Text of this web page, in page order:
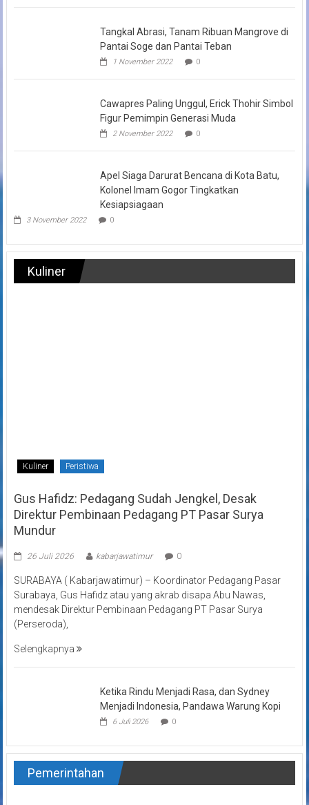
Tangkal Abrasi, Tanam Ribuan Mangrove di
Pantai Soge dan Pantai Teban
1 November 2022 0
Cawapres Paling Unggul, Erick Thohir Simbol
Figur Pemimpin Generasi Muda
2 November 2022 0
Apel Siaga Darurat Bencana di Kota Batu,
Kolonel Imam Gogor Tingkatkan
Kesiapsiagaan
3 November 2022 0
Kuliner
Kuliner Peristiwa
Gus Hafidz: Pedagang Sudah Jengkel, Desak
Direktur Pembinaan Pedagang PT Pasar Surya
Mundur
26 Juli 2026 kabarjawatimur 0
SURABAYA ( Kabarjawatimur) – Koordinator Pedagang Pasar
Surabaya, Gus Hafidz atau yang akrab disapa Abu Nawas,
mendesak Direktur Pembinaan Pedagang PT Pasar Surya
(Perseroda),
Selengkapnya
Ketika Rindu Menjadi Rasa, dan Sydney
Menjadi Indonesia, Pandawa Warung Kopi
6 Juli 2026 0
Pemerintahan